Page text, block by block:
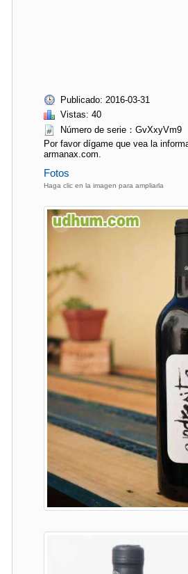
Publicado: 2016-03-31
Vistas: 40
Número de serie：GvXxyVm9
Por favor dígame que vea la
armanax.com.
Fotos
Haga clic en la imagen para ampliarla